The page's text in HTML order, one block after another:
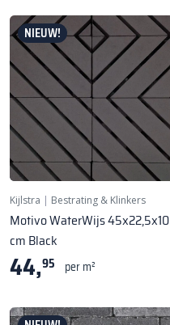
NIEUW!
Kijlstra | Bestrating & Klinkers
Motivo WaterWijs 45x22,5x10
cm Black
44,95 per m²